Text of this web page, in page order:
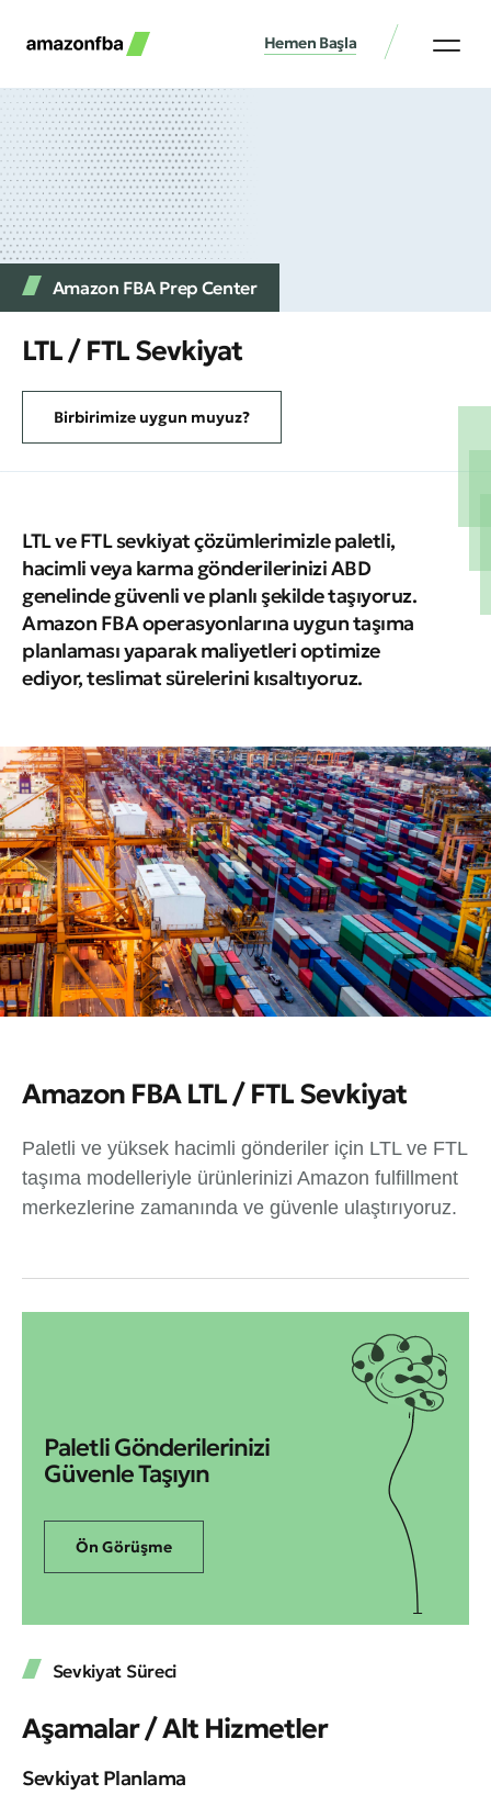
Hemen Başla
Amazon FBA Prep Center
LTL / FTL Sevkiyat
Birbirimize uygun muyuz?
LTL ve FTL sevkiyat çözümlerimizle paletli,
hacimli veya karma gönderilerinizi ABD
genelinde güvenli ve planlı şekilde taşıyoruz.
Amazon FBA operasyonlarına uygun taşıma
planlaması yaparak maliyetleri optimize
ediyor, teslimat sürelerini kısaltıyoruz.
Amazon FBA LTL / FTL Sevkiyat
Paletli ve yüksek hacimli gönderiler için LTL ve FTL
taşıma modelleriyle ürünlerinizi Amazon fulfillment
merkezlerine zamanında ve güvenle ulaştırıyoruz.
Paletli Gönderilerinizi
Güvenle Taşıyın
Ön Görüşme
Sevkiyat Süreci
Aşamalar / Alt Hizmetler
Sevkiyat Planlama